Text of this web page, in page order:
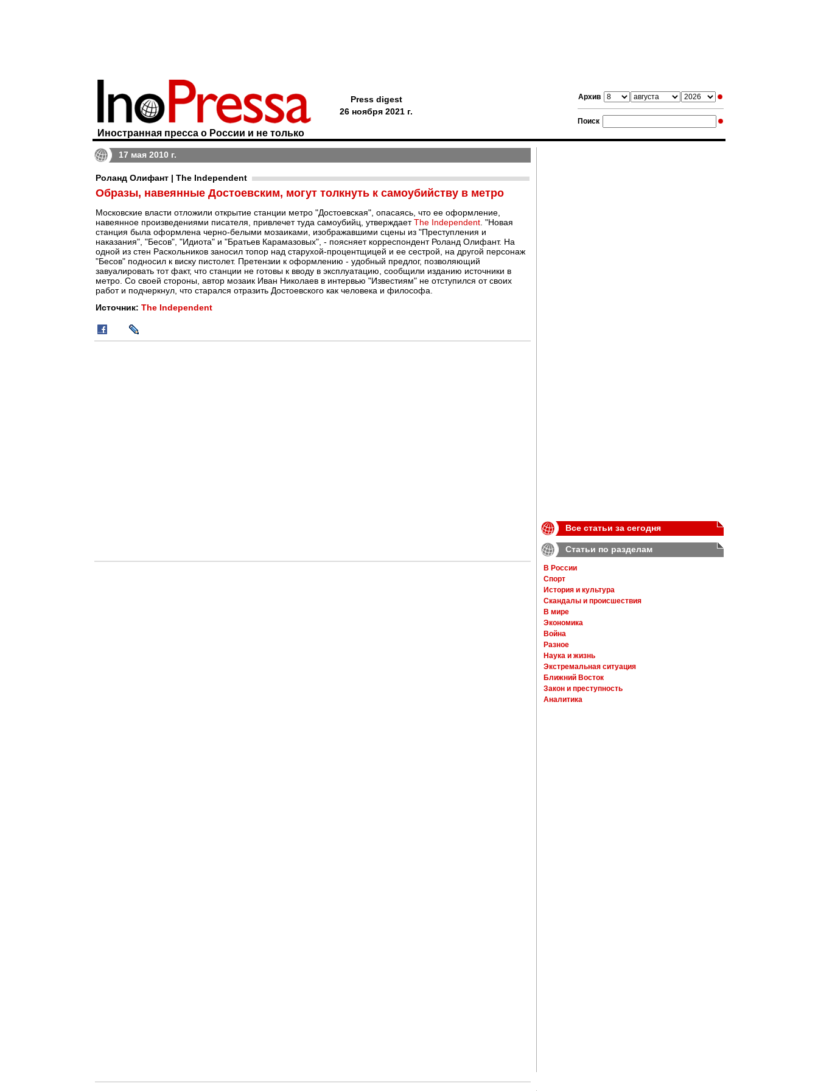
Архив
Поиск
Иностранная пресса о России и не только
Press digest
26 ноября 2021 г.
17 мая 2010 г.
Роланд Олифант | The Independent
Образы, навеянные Достоевским, могут толкнуть к самоубийству в метро
Московские власти отложили открытие станции метро "Достоевская", опасаясь, что ее оформление,
навеянное произведениями писателя, привлечет туда самоубийц, утверждаетThe Independent . "Новая
станция была оформлена черно-белыми мозаиками, изображавшими сцены из "Преступления и
наказания", "Бесов", "Идиота" и "Братьев Карамазовых", - поясняет корреспондент Роланд Олифант. На
одной из стен Раскольников заносил топор над старухой-процентщицей и ее сестрой, на другой персонаж
"Бесов" подносил к виску пистолет. Претензии к оформлению - удобный предлог, позволяющий
завуалировать тот факт, что станции не готовы к вводу в эксплуатацию, сообщили изданию источники в
метро. Со своей стороны, автор мозаик Иван Николаев в интервью "Известиям" не отступился от своих
работ и подчеркнул, что старался отразить Достоевского как человека и философа.
Источник: The Independent
Все статьи за сегодня
Статьи по разделам
В России
Спорт
История и культура
Скандалы и происшествия
В мире
Экономика
Война
Разное
Наука и жизнь
Экстремальная ситуация
Ближний Восток
Закон и преступность
Аналитика